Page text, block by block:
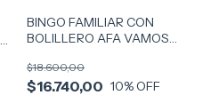
BINGO FAMILIAR CON
BOLILLERO AFA VAMOS
$16.740,00
$18.600,00
10% OFF